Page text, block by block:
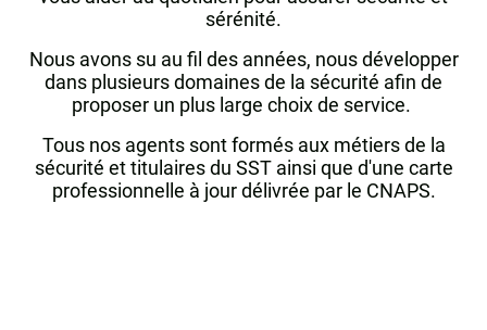
sérénité.
Nous avons su au fil des années, nous développer
dans plusieurs domaines de la sécurité afin de
proposer un plus large choix de service.
Tous nos agents sont formés aux métiers de la
sécurité et titulaires du SST ainsi que d'une carte
professionnelle à jour délivrée par le CNAPS.